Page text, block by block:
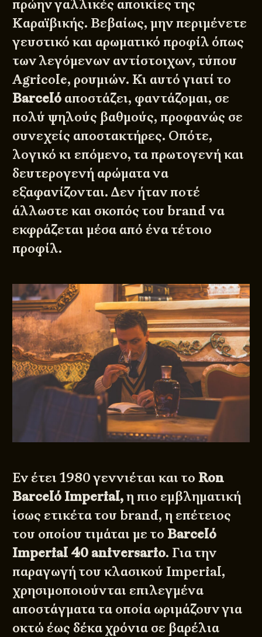
πρώην γαλλικές αποικίες της
Καραϊβικής. Βεβαίως, μην περιμένετε
γευστικό και αρωματικό προφίλ όπως
των λεγόμενων αντίστοιχων, τύπου
Agricole, ρουμιών. Κι αυτό γιατί το
Barceló αποστάζει, φαντάζομαι, σε
πολύ ψηλούς βαθμούς, προφανώς σε
συνεχείς αποστακτήρες. Οπότε,
λογικό κι επόμενο, τα πρωτογενή και
δευτερογενή αρώματα να
εξαφανίζονται. Δεν ήταν ποτέ
άλλωστε και σκοπός του brand να
εκφράζεται μέσα από ένα τέτοιο
προφίλ.
Εν έτει 1980 γεννιέται και το Ron
Barceló Imperial,η πιο εμβληματική
ίσως ετικέτα του brand, η επέτειος
του οποίου τιμάται με το Barceló
Imperial 40 aniversario. Για την
παραγωγή του κλασικού Imperial,
χρησιμοποιούνται επιλεγμένα
αποστάγματα τα οποία ωριμάζουν για
οκτώ έως δέκα χρόνια σε βαρέλια